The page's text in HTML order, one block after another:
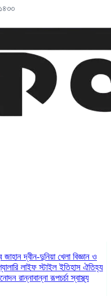
জাহানদ্বীন-দুনিয়া খেলা বিজ্ঞান ও
লাইফ স্টাইলইতিহাস ঐতিহ্য
রান্নাবান্নারূপচর্চাস্বাস্থ্য